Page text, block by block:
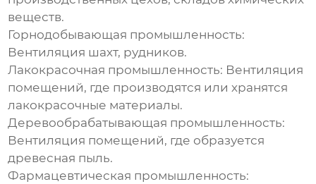
веществ.
Горнодобывающая промышленность:
Вентиляция шахт, рудников.
Лакокрасочная промышленность: Вентиляция
помещений, где производятся или хранятся
лакокрасочные материалы.
Деревообрабатывающая промышленность:
Вентиляция помещений, где образуется
древесная пыль.
Фармацевтическая промышленность: